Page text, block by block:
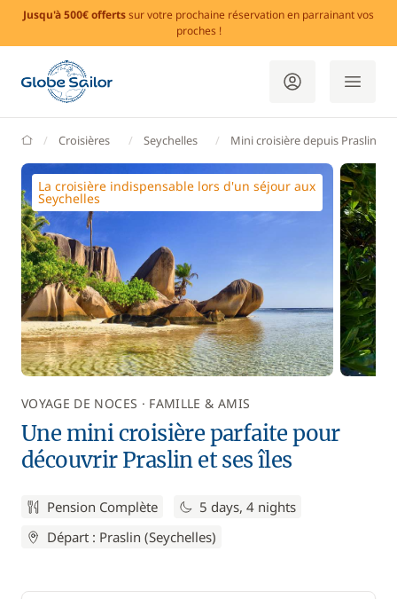
Jusqu'à 500€ offertssur votre prochaine réservation en parrainant vos
proches !
GlobeSailor
Croisières Seychelles Mini croisière depuis Praslin
La croisière indispensable lors d'un séjour aux
Seychelles
VOYAGE DE NOCES FAMILLE & AMIS
Une mini croisière parfaite pour
découvrir Praslin et ses îles
Pension Complète
5 days, 4 nights
Départ : Praslin (Seychelles)